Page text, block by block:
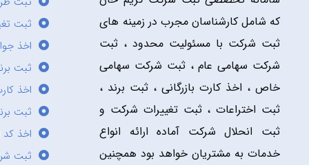
که شامل کارشناسان مجرب در زمینه های
ثبت شرکت با مسئولیت محدود ، ثبت
شرکت سهامی عام ، ثبت شرکت سهامی
خاص ، اخذ کارت بازرگانی ، ثبت برند ،
ثبت اختراعات ، ثبت تغییرات شرکت و
ثبت انحلال شرکت آماده ارائه انواع
خدمات به مشتریان خواهد بود همچنین
ثبت
اخذ
ثبت
اخذ
ثبت
اخذ کد
ثبت